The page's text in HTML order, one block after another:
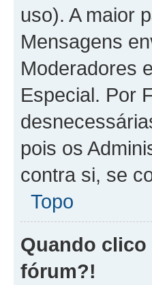
uso). A maior
Mensagens
Moderadores
Especial. Por
pois os
contra si, se
Topo
Quando clico
fórum?!